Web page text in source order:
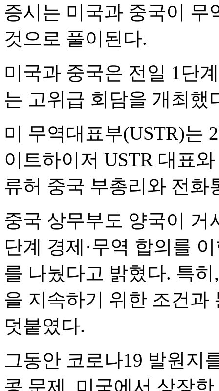
증시는 미국과 중국이 무
것으로 풀이된다.
미국과 중국은 전일 1단
는 고위급 회담을 개최했
미 무역대표부(USTR)는
이트하이저 USTR 대표
류허 중국 부총리와 전화
중국 상무부도 양국이 거
단계 경제·무역 합의를
를 나눴다고 밝혔다. 특
을 지속하기 위한 조건과
덧붙였다.
그동안 코로나19 발원지
콩 문제, 미국에서 상장